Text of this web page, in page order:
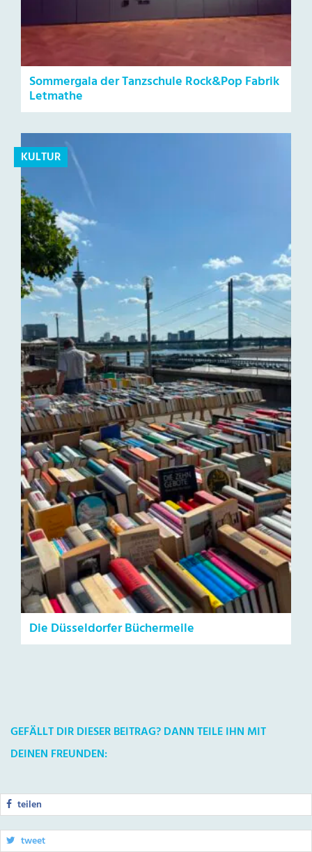
Sommergala der Tanzschule Rock&Pop Fabrik
Letmathe
KULTUR
Die Düsseldorfer Büchermeile
GEFÄLLT DIR DIESER BEITRAG? DANN TEILE IHN MIT
DEINEN FREUNDEN:
teilen
tweet